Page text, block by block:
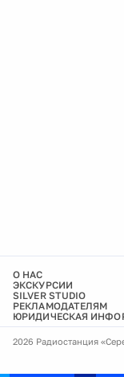
О НАС
ЭКСКУРСИИ
SILVER STUDIO
РЕКЛАМОДАТЕЛЯМ
ЮРИДИЧЕСКАЯ
2026 Радиостанция